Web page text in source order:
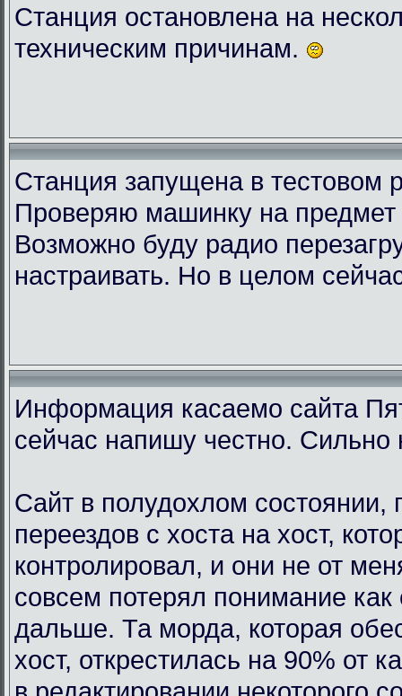
Станция остановлена на
техническим причинам.
Станция запущена в тестовом
Проверяю машинку на предмет
Возможно буду радио
настраивать. Но в целом
Информация касаемо сайта
сейчас напишу честно. Сильно
Сайт в полудохлом состоянии,
переездов с хоста на хост,
контролировал, и они не от
совсем потерял понимание как
дальше. Та морда, которая
хост, открестилась на 90% от